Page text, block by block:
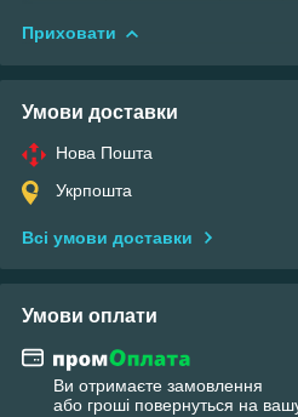
Приховати
Умови доставки
Нова Пошта
Укрпошта
Всі умови доставки
Умови оплати
Ви отримаєте замовлення
або гроші повернуться на